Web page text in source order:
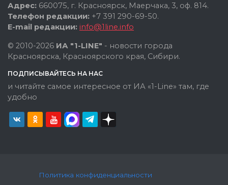
Адрес: 660075, г. Красноярск, Маерчака, 3, оф. 814.
Телефон редакции: +7 391 290-69-50.
E-mail редакции: info@1line.info
© 2010-2026 ИА "1-LINE" - новости города
Красноярска, Красноярского края, Сибири.
ПОДПИСЫВАЙТЕСЬ НА НАС
и читайте самое интересное от ИА «1-Line» там, где
удобно
Политика конфиденциальности